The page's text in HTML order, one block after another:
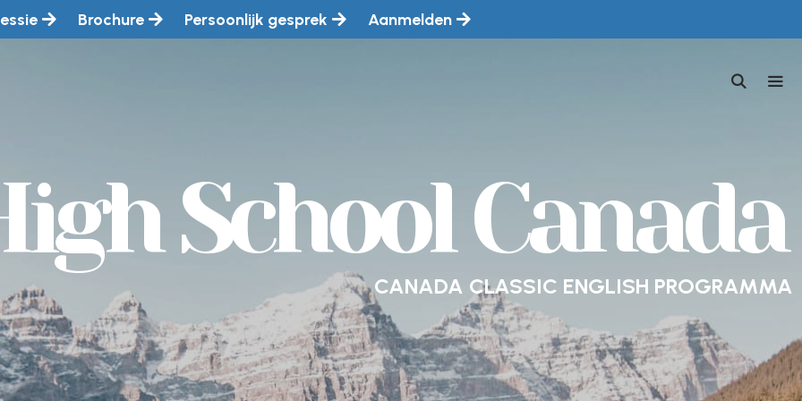
Brochure Persoonlijk gesprek Aanmelden
School Canada
CANADA CLASSIC ENGLISH PROGRAMMA